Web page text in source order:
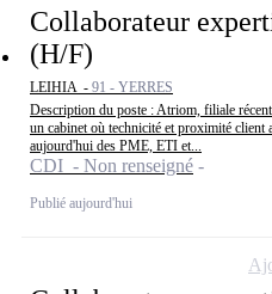
Collaborateur
(H/F)
LEIHIA - 91 - YERRES
Description du poste : Atriom, filiale
un cabinet où technicité et proximité client
aujourd'hui des PME, ETI et...
CDI - Non renseigné
Publié aujourd'hui